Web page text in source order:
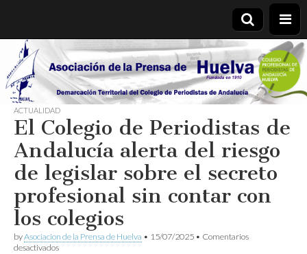
Asociación
de la
Prensa de
Huelva
ACTUALIDAD
El Colegio de Periodistas de
Andalucía alerta del riesgo
de legislar sobre el secreto
profesional sin contar con
los colegios
byAsociacion de la Prensa de Huelva • 15/07/2025 • Comentarios
desactivadosen